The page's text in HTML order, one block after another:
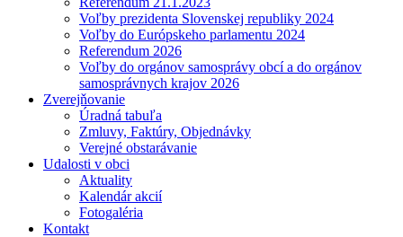
Voľby prezidenta Slovenskej republiky 2024
Voľby do Európskeho parlamentu 2024
Referendum 2026
Voľby do orgánov samosprávy obcí a do orgánov
samosprávnych krajov 2026
Zverejňovanie
Úradná tabuľa
Zmluvy, Faktúry, Objednávky
Verejné obstarávanie
Udalosti v obci
Aktuality
Kalendár akcií
Fotogaléria
Kontakt